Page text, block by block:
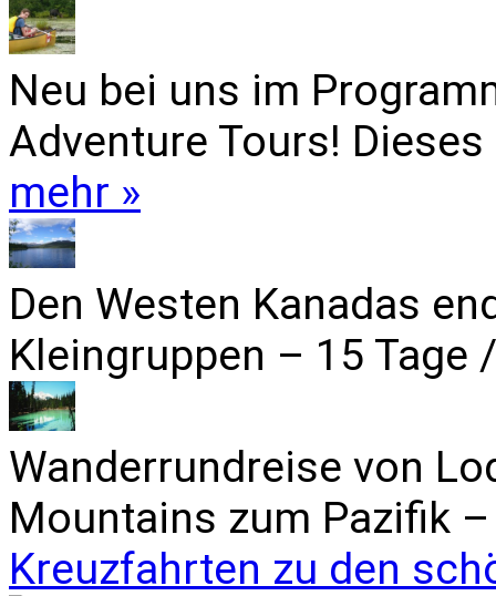
Neu bei uns im
Adventure Tours!
mehr »
Den Westen Kanadas
Kleingruppen – 15 Tage
Wanderrundreise von
Mountains zum Pazifik
Kreuzfahrten zu den